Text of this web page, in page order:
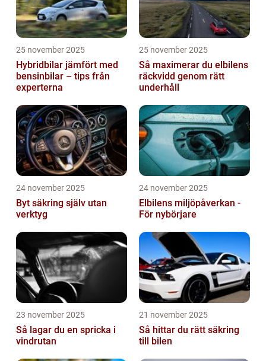
25 november 2025
Hybridbilar jämfört med
bensinbilar – tips från
experterna
25 november 2025
Så maximerar du elbilens
räckvidd genom rätt
underhåll
24 november 2025
Byt säkring själv utan
verktyg
24 november 2025
Elbilens miljöpåverkan -
För nybörjare
23 november 2025
Så lagar du en spricka i
vindrutan
21 november 2025
Så hittar du rätt säkring
till bilen